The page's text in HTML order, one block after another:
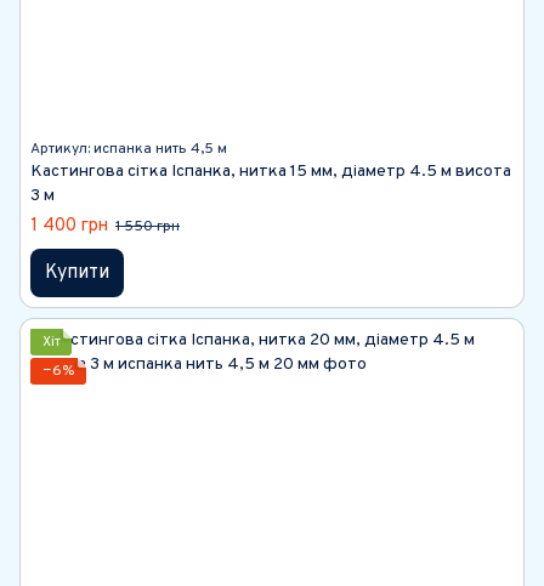
Артикул: испанка нить 4,5 м
Кастингова сітка Іспанка, нитка 15 мм, діаметр 4.5 м висота
3 м
1 400 грн 1 550 грн
Купити
Хіт
−6%